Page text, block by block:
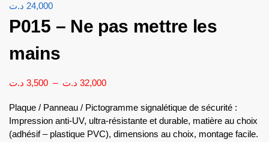
24,000 د.ت
P015 – Ne pas mettre les
mains
3,500 د.ت – 32,000 د.ت
Plaque / Panneau / Pictogramme signalétique de sécurité :
Impression anti-UV, ultra-résistante et durable, matière au choix
(adhésif – plastique PVC), dimensions au choix, montage facile.